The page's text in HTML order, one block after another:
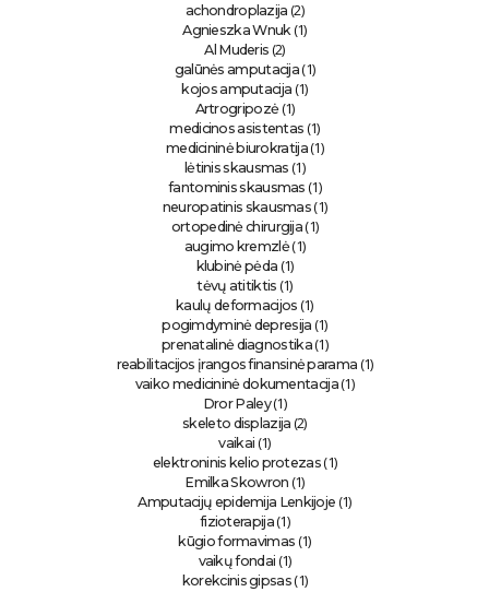
achondroplazija (2)
Agnieszka Wnuk(1)
Al Muderis (2)
galūnės amputacija (1)
kojos amputacija (1)
Artrogripozė(1)
medicinos asistentas (1)
medicininė biurokratija(1)
lėtinis skausmas (1)
fantominis skausmas (1)
neuropatinis skausmas (1)
ortopedinė chirurgija (1)
augimo kremzlė(1)
klubinė pėda (1)
tėvų atitiktis (1)
kaulų deformacijos (1)
pogimdyminė depresija (1)
prenatalinė diagnostika(1)
reabilitacijos įrangos finansinė parama (1)
vaiko medicininė dokumentacija(1)
Dror Paley(1)
skeleto displazija (2)
vaikai (1)
elektroninis kelio protezas(1)
Emilka Skowron (1)
Amputacijų epidemija Lenkijoje (1)
fizioterapija(1)
kūgio formavimas (1)
vaikų fondai (1)
korekcinis gipsas(1)